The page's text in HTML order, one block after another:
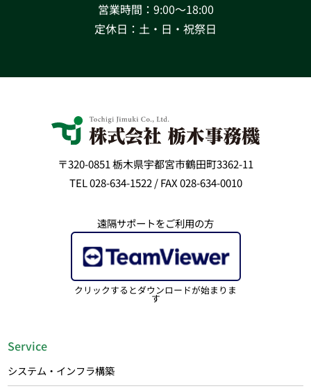
営業時間：9:00〜18:00
定休日：土・日・祝祭日
〒320-0851 栃木県宇都宮市鶴田町3362-11
TEL 028-634-1522 / FAX 028-634-0010
遠隔サポートをご利用の方
クリックするとダウンロードが始まりま
す
Service
システム・インフラ構築